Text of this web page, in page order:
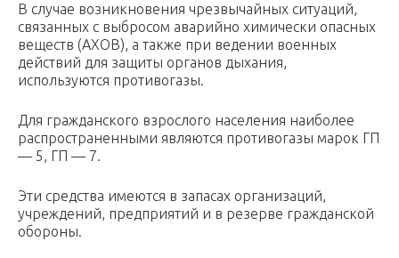
В случае возникновения чрезвычайных ситуаций,
связанных с выбросом аварийно химически опасных
веществ (АХОВ), а также при ведении военных
действий для защиты органов дыхания,
используются противогазы.
Для гражданского взрослого населения наиболее
распространенными являются противогазы марок ГП
— 5, ГП — 7.
Эти средства имеются в запасах орга­низаций,
учреждений, предприятий и в резерве гражданской
обороны.